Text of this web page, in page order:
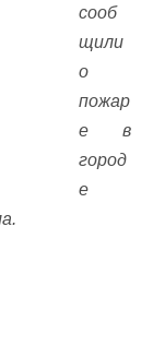
сооб
щили
о
пожар
е в
город
е